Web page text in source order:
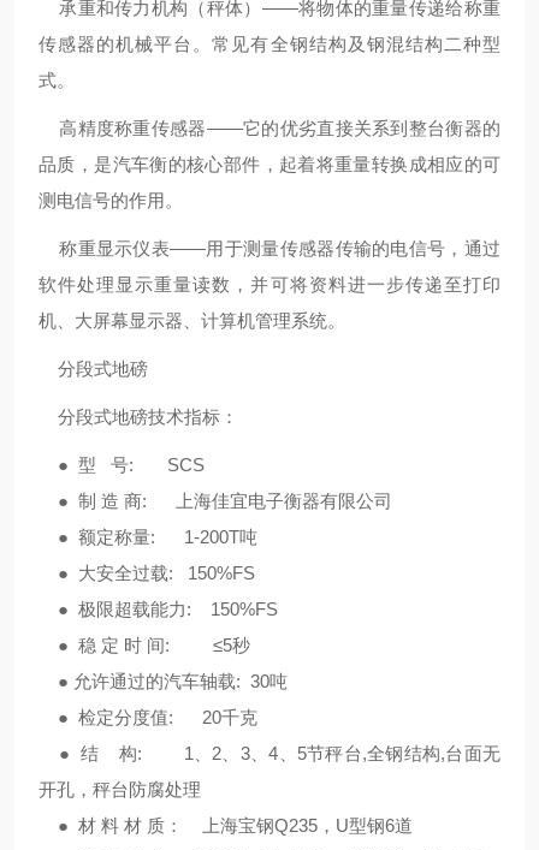
承重和传力机构（秤体）——将物体的重量传递给称重
传感器的机械平台。常见有全钢结构及钢混结构二种型
式。
高精度称重传感器——它的优劣直接关系到整台衡器的
品质，是汽车衡的核心部件，起着将重量转换成相应的可
测电信号的作用。
称重显示仪表——用于测量传感器传输的电信号，通过
软件处理显示重量读数，并可将资料进一步传递至打印
机、大屏幕显示器、计算机管理系统。
分段式地磅
分段式地磅技术指标：
● 型 号: SCS
● 制 造 商: 上海佳宜电子衡器有限公司
● 额定称量: 1-200T吨
● 大安全过载: 150%FS
● 极限超载能力: 150%FS
● 稳 定 时 间: ≤5秒
● 允许通过的汽车轴载: 30吨
● 检定分度值: 20千克
● 结 构: 1、2、3、4、5节秤台,全钢结构,台面无
开孔，秤台防腐处理
● 材 料 材 质： 上海宝钢Q235，U型钢6道